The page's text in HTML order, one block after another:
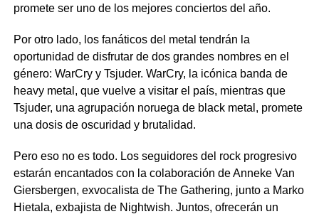
promete ser uno de los mejores conciertos del año.
Por otro lado, los fanáticos del metal tendrán la
oportunidad de disfrutar de dos grandes nombres en el
género: WarCry y Tsjuder. WarCry, la icónica banda de
heavy metal, que vuelve a visitar el país, mientras que
Tsjuder, una agrupación noruega de black metal, promete
una dosis de oscuridad y brutalidad.
Pero eso no es todo. Los seguidores del rock progresivo
estarán encantados con la colaboración de Anneke Van
Giersbergen, exvocalista de The Gathering, junto a Marko
Hietala, exbajista de Nightwish. Juntos, ofrecerán un